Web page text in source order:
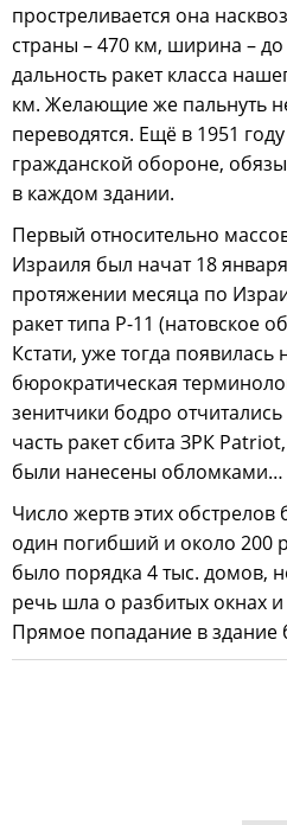
простреливается она
страны – 470 км, ширина –
дальность ракет класса
км. Желающие же пальнуть
переводятся. Ещё в 1951
гражданской обороне,
в каждом здании.
Первый относительно
Израиля был начат 18
протяжении месяца по
ракет типа Р-11 (натовское
Кстати, уже тогда
бюрократическая
зенитчики бодро
часть ракет сбита ЗРК
были нанесены обломками…
Число жертв этих
один погибший и около 200
было порядка 4 тыс. домов,
речь шла о разбитых окнах
Прямое попадание в здание